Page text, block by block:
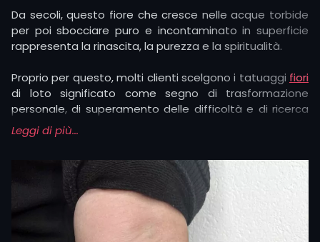
Da secoli, questo fiore che cresce nelle acque torbide
per poi sbocciare puro e incontaminato in superficie
rappresenta la rinascita, la purezza e la spiritualità.
Proprio per questo, molti clienti scelgono i tatuaggi fiori
di loto significato come segno di trasformazione
personale, di superamento delle difficoltà e di ricerca
interiore.
capacità di adattarsi a chi desidera un disegno
elegante e
minimal, ma anche a chi preferisce una
composizione elaborata, arricchita di dettagli culturali
Leggi di più...